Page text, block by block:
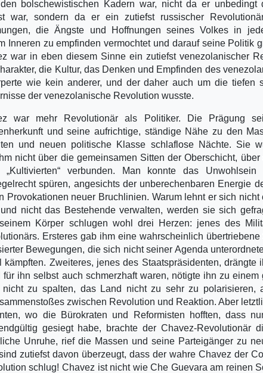
bolschewistischen Kadern war, nicht da er unbedingt
war, sondern da er ein zutiefst russischer
die Ängste und Hoffnungen seines Volkes in
Inneren zu empfinden vermochtet und darauf seine Politik
war in eben diesem Sinne ein zutiefst venezolanischer
die Kultur, das Denken und Empfinden des
wie kein anderer, und der daher auch um die tiefen
der venezolanische Revolution wusste.
war mehr Revolutionär als Politiker. Die Prägung
und seine aufrichtige, ständige Nähe zu den
und neuen politische Klasse schlaflose Nächte. Sie
nicht über die gemeinsamen Sitten der Oberschicht, über
„Kultivierten“ verbunden. Man konnte das
spüren, angesichts der unberechenbaren Energie
Provokationen neuer Bruchlinien. Warum lehnt er sich nicht
nicht das Bestehende verwalten, werden sie sich
Körper schlugen wohl drei Herzen: jenes des
Ersteres gab ihm eine wahrscheinlich
Bewegungen, die sich nicht seiner Agenda
Zweiteres, jenes des Staatspräsidenten, drängte
ihn selbst auch schmerzhaft waren, nötigte ihn zu einem
zu spalten, das Land nicht zu sehr zu polarisieren,
zwischen Revolution und Reaktion. Aber
wo die Bürokraten und Reformisten hofften, dass
gesiegt habe, brachte der Chavez-Revolutionär
Unruhe, rief die Massen und seine Parteigänger zu
zutiefst davon überzeugt, dass der wahre Chavez der
schlug! Chavez ist nicht wie Che Guevara am reinen